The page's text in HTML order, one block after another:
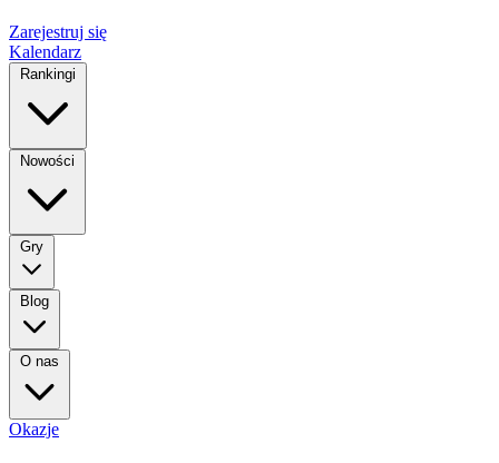
Zarejestruj się
Kalendarz
Rankingi
Nowości
Gry
Blog
O nas
Okazje